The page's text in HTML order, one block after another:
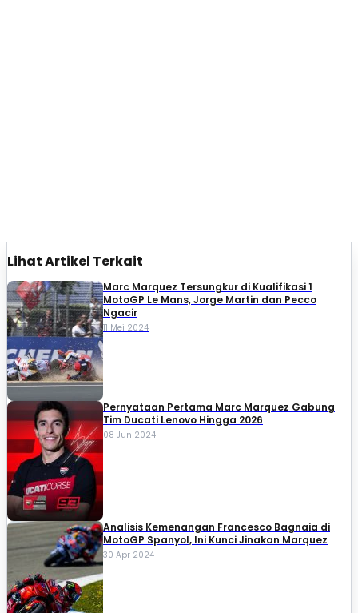
Lihat Artikel Terkait
Marc Marquez Tersungkur di Kualifikasi 1
MotoGP Le Mans, Jorge Martin dan Pecco
Ngacir
11 Mei 2024
Pernyataan Pertama Marc Marquez Gabung
Tim Ducati Lenovo Hingga 2026
08 Jun 2024
Analisis Kemenangan Francesco Bagnaia di
MotoGP Spanyol, Ini Kunci Jinakan Marquez
30 Apr 2024